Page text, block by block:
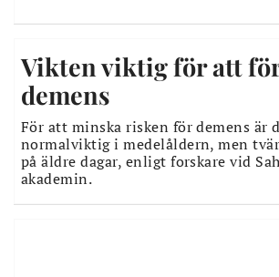
Vikten viktig för att
demens
För att minska risken för demens är
normalviktig i medelåldern, men
på äldre dagar, enligt forskare vid
akademin.